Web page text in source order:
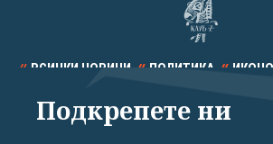
ВСИЧКИ НОВИНИ ПОЛИТИКА
СПОРТ КУЛТУРА ТЕХНОЛОГИИ
Подкрепете ни